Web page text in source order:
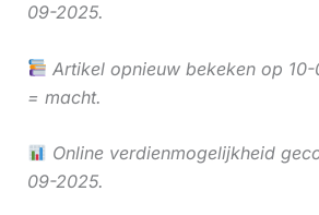
09-2025.
Artikel opnieuw bekeken op
= macht.
Online verdienmogelijkheid
09-2025.